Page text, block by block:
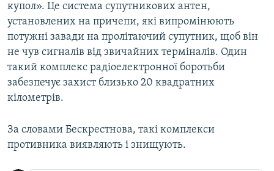
купол». Це система супутникових антен,
установлених на причепи, які випромінюють
потужні завади на пролітаючий супутник, щоб він
не чув сигналів від звичайних терміналів. Один
такий комплекс радіоелектронної боротьби
забезпечує захист близько 20 квадратних
кілометрів.
За словами Бескрестнова, такі комплекси
противника виявляють і знищують.